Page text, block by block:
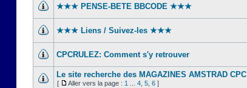
★★★ PENSE-BETE BBCODE ★★★
★★★ Liens / Suivez-les ★★★
CPCRULEZ: Comment s'y retrouver‎
Le site recherche des MAGAZINES AMSTRAD CPC
[ Aller vers la page : 1 4 5 6 ]